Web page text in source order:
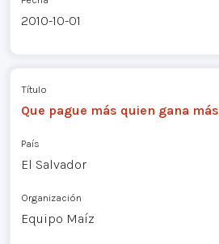
2010-10-01
Título
Que pague más quien gana más
País
El Salvador
Organización
Equipo Maíz